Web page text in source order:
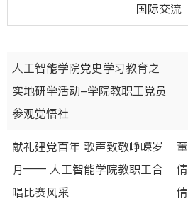
国际交流
人工智能学院党史学习教育之
实地研学活动-学院教职工党员
参观觉悟社
献礼建党百年 歌声致敬峥嵘岁
月—— 人工智能学院教职工合
唱比赛风采
董
倩
倩